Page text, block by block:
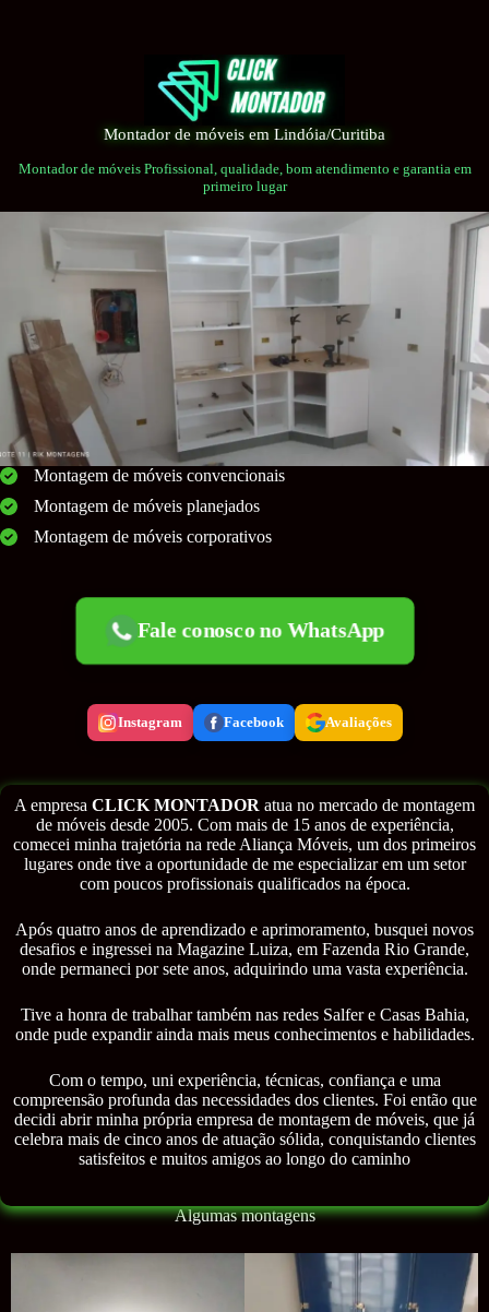
Montador de móveis em Lindóia/Curitiba
Montador de móveis Profissional, qualidade, bom atendimento e garantia em
primeiro lugar
Montagem de móveis convencionais
Montagem de móveis planejados
Montagem de móveis corporativos
Fale conosco no WhatsApp
Instagram Facebook Avaliações
A empresa CLICK MONTADOR atua no mercado de montagem
de móveis desde 2005. Com mais de 15 anos de experiência,
comecei minha trajetória na rede Aliança Móveis, um dos primeiros
lugares onde tive a oportunidade de me especializar em um setor
com poucos profissionais qualificados na época.
Após quatro anos de aprendizado e aprimoramento, busquei novos
desafios e ingressei na Magazine Luiza, em Fazenda Rio Grande,
onde permaneci por sete anos, adquirindo uma vasta experiência.
Tive a honra de trabalhar também nas redes Salfer e Casas Bahia,
onde pude expandir ainda mais meus conhecimentos e habilidades.
Com o tempo, uni experiência, técnicas, confiança e uma
compreensão profunda das necessidades dos clientes. Foi então que
decidi abrir minha própria empresa de montagem de móveis, que já
celebra mais de cinco anos de atuação sólida, conquistando clientes
satisfeitos e muitos amigos ao longo do caminho
Algumas montagens